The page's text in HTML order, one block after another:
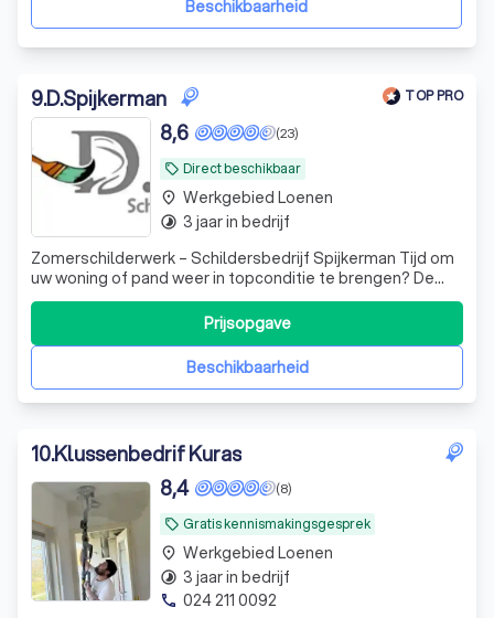
Beschikbaarheid
9.D.Spijkerman TOP PRO
local_offer Direct beschikbaar
(23)
8,6
Zomerschilderwerk – Schildersbedrijf Spijkerman Tijd om
uw woning of pand weer in topconditie te brengen? De
zomer is dé periode voor buitenschilderwerk.
Schildersbedrijf Spijkerman zorgt voor een strak,
duurzaam resultaat dat uw woning beschermt tegen weer
en wind. Wij werken met oog voor detail en
Beschikbaarheid
Prijsopgave
place Werkgebied Loenen
timelapse 3 jaar in bedrijf
10.Klussenbedrif Kuras
local_offer Gratis kennismakingsgesprek
(8)
8,4
place Werkgebied Loenen
timelapse 3 jaar in bedrijf
phone 024 211 0092